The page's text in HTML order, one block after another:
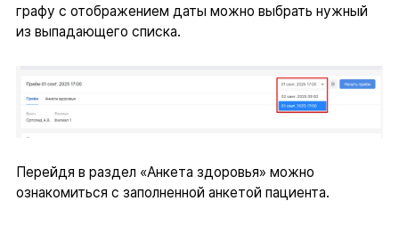
графу с отображением даты можно выбрать нужный
из выпадающего списка.
Перейдя в раздел «Анкета здоровья» можно
ознакомиться с заполненной анкетой пациента.